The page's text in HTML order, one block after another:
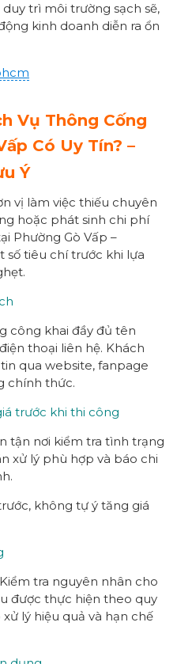
trì môi trường sạch sẽ,
kinh doanh diễn ra ổn
Vụ Thông Cống
Có Uy Tín? –
Ý
vị làm việc thiếu chuyên
hoặc phát sinh chi phí
Phường Gò Vấp –
số tiêu chí trước khi lựa
công khai đầy đủ tên
thoại liên hệ. Khách
qua website, fanpage
chính thức.
trước khi thi công
tận nơi kiểm tra tình trạng
xử lý phù hợp và báo chi
không tự ý tăng giá
tra nguyên nhân cho
được thực hiện theo quy
lý hiệu quả và hạn chế